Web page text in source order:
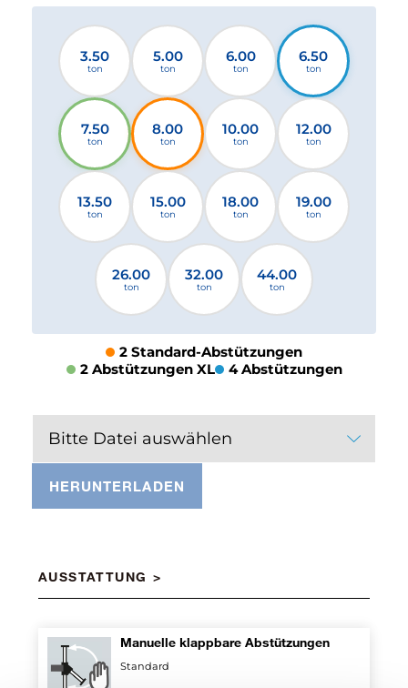
3.50
ton
5.00
ton
6.00
ton
6.50
ton
7.50
ton
8.00
ton
10.00
ton
12.00
ton
13.50
ton
15.00
ton
18.00
ton
19.00
ton
26.00
ton
32.00
ton
44.00
ton
2 Standard-Abstützungen
2 Abstützungen XL
4 Abstützungen
Bitte Datei auswählen
HERUNTERLADEN
AUSSTATTUNG
Manuelle klappbare Abstützungen
Standard